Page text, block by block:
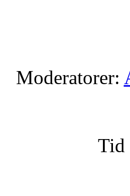
Moderatorer:
Tid